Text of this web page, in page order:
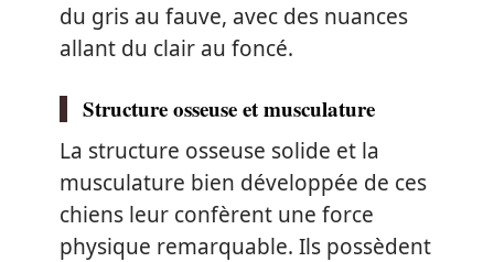
du gris au fauve, avec des nuances
allant du clair au foncé.
Structure osseuse et musculature
La structure osseuse solide et la
musculature bien développée de ces
chiens leur confèrent une force
physique remarquable. Ils possèdent